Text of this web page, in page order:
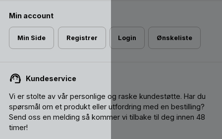
Min account
Min Side Registrer Login Ønskeliste
Kundeservice
Vi er stolte av vår personlige og raske kundestøtte. Har du
spørsmål om et produkt eller utfordring med en bestilling?
Send oss ​​en melding så kommer vi tilbake til deg innen 48
timer!